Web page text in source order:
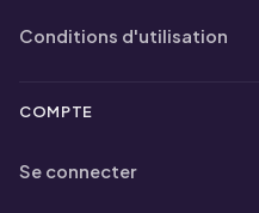
Conditions d'utilisation
COMPTE
Se connecter